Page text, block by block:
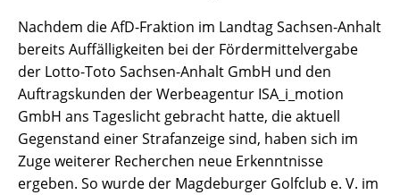
Nachdem die AfD-Fraktion im Landtag Sachsen-Anhalt
bereits Auffälligkeiten bei der Fördermittelvergabe
der Lotto-Toto Sachsen-Anhalt GmbH und den
Auftragskunden der Werbeagentur ISA_i_motion
GmbH ans Tageslicht gebracht hatte, die aktuell
Gegenstand einer Strafanzeige sind, haben sich im
Zuge weiterer Recherchen neue Erkenntnisse
ergeben. So wurde der Magdeburger Golfclub e. V. im